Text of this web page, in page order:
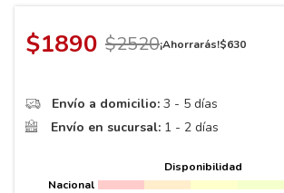
$1890 $2520¡Ahorrarás!$630
Envío a domicilio: 3 - 5 días
Envío en sucursal: 1 - 2 días
Disponibilidad
Nacional